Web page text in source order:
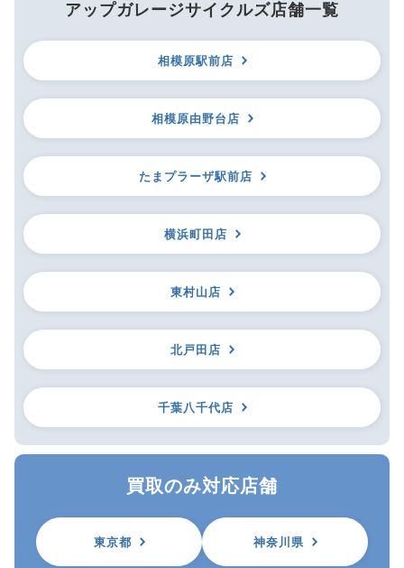
アップガレージサイクルズ店舗一覧
相模原駅前店
相模原由野台店
たまプラーザ駅前店
横浜町田店
東村山店
北戸田店
千葉八千代店
買取のみ対応店舗
東京都 神奈川県